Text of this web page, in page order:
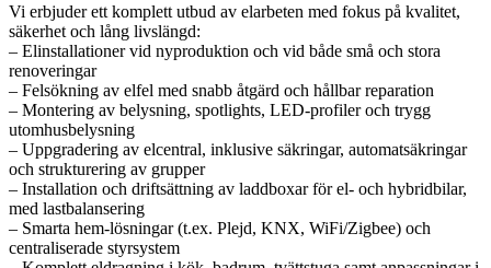
Vi erbjuder ett komplett utbud av elarbeten med fokus på kvalitet,
säkerhet och lång livslängd:
– Elinstallationer vid nyproduktion och vid både små och stora
renoveringar
– Felsökning av elfel med snabb åtgärd och hållbar reparation
– Montering av belysning, spotlights, LED-profiler och trygg
utomhusbelysning
– Uppgradering av elcentral, inklusive säkringar, automatsäkringar
och strukturering av grupper
– Installation och driftsättning av laddboxar för el- och hybridbilar,
med lastbalansering
– Smarta hem-lösningar (t.ex. Plejd, KNX, WiFi/Zigbee) och
centraliserade styrsystem